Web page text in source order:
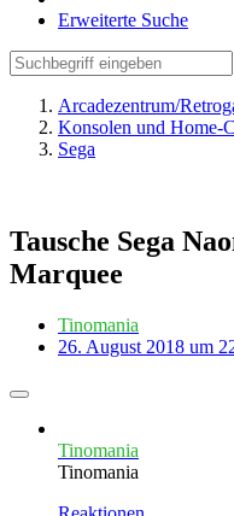
Erweiterte Suche
Arcadezentrum/
Konsolen und Home-
Sega
Tausche Sega
Marquee
Tinomania
26. August 2018 um
Tinomania
Tinomania